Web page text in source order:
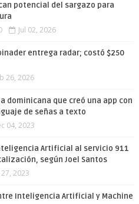
potencial del sargazo para
Jul 02, 2026
entrega radar; costó $250
26, 2026
dominicana que creó una app con
de señas a texto
04, 2023
Artificial al servicio 911
según Joel Santos
27, 2023
Inteligencia Artificial y Machine